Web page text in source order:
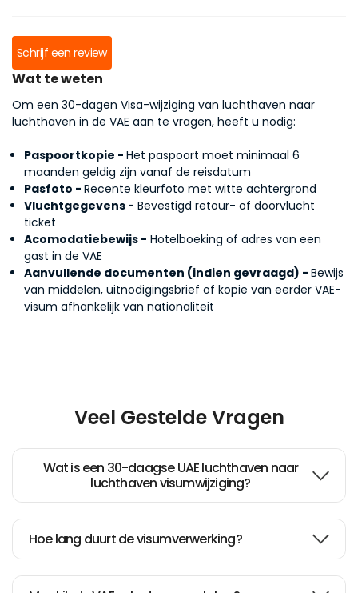
Schrijf een review
Wat te weten
Om een 30-dagen Visa-wijziging van luchthaven naar
luchthaven in de VAE aan te vragen, heeft u nodig:
Paspoortkopie - Het paspoort moet minimaal 6
maanden geldig zijn vanaf de reisdatum
Pasfoto - Recente kleurfoto met witte achtergrond
Vluchtgegevens - Bevestigd retour- of doorvlucht
ticket
Acomodatiebewijs - Hotelboeking of adres van een
gast in de VAE
Aanvullende documenten (indien gevraagd) - Bewijs
van middelen, uitnodigingsbrief of kopie van eerder VAE-
visum afhankelijk van nationaliteit
Veel Gestelde Vragen
Wat is een 30-daagse UAE luchthaven naar
luchthaven visumwijziging?
Hoe lang duurt de visumverwerking?